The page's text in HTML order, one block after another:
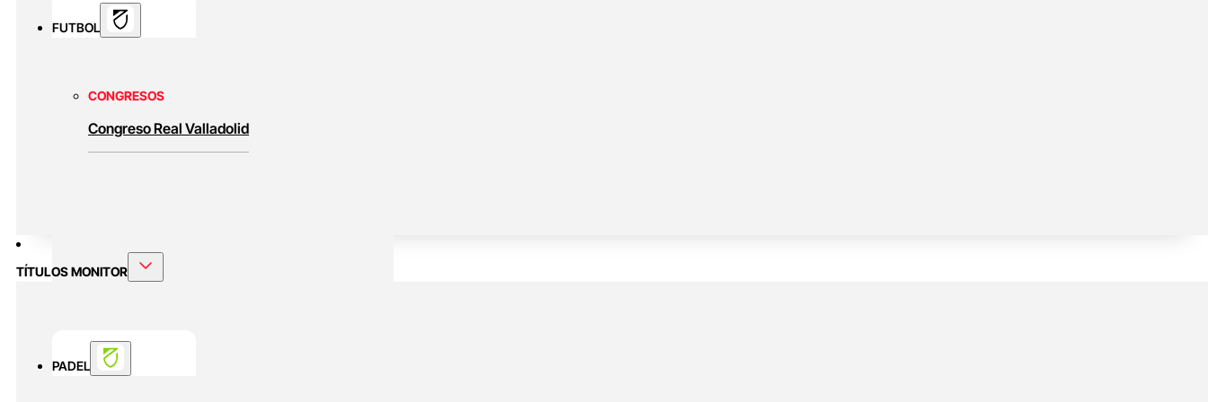
FUTBOL
CONGRESOS
Congreso Real Valladolid
TÍTULOS MONITOR
PADEL